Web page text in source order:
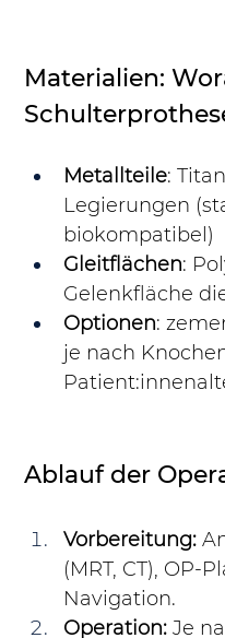
Materialien:
Metallteile:
Legierungen
biokompatibel)
Gleitflächen:
Gelenkfläche
Optionen:
je nach
Ablauf der
Vorbereitung:
(MRT, CT), OP-
Navigation.
Operation: Je